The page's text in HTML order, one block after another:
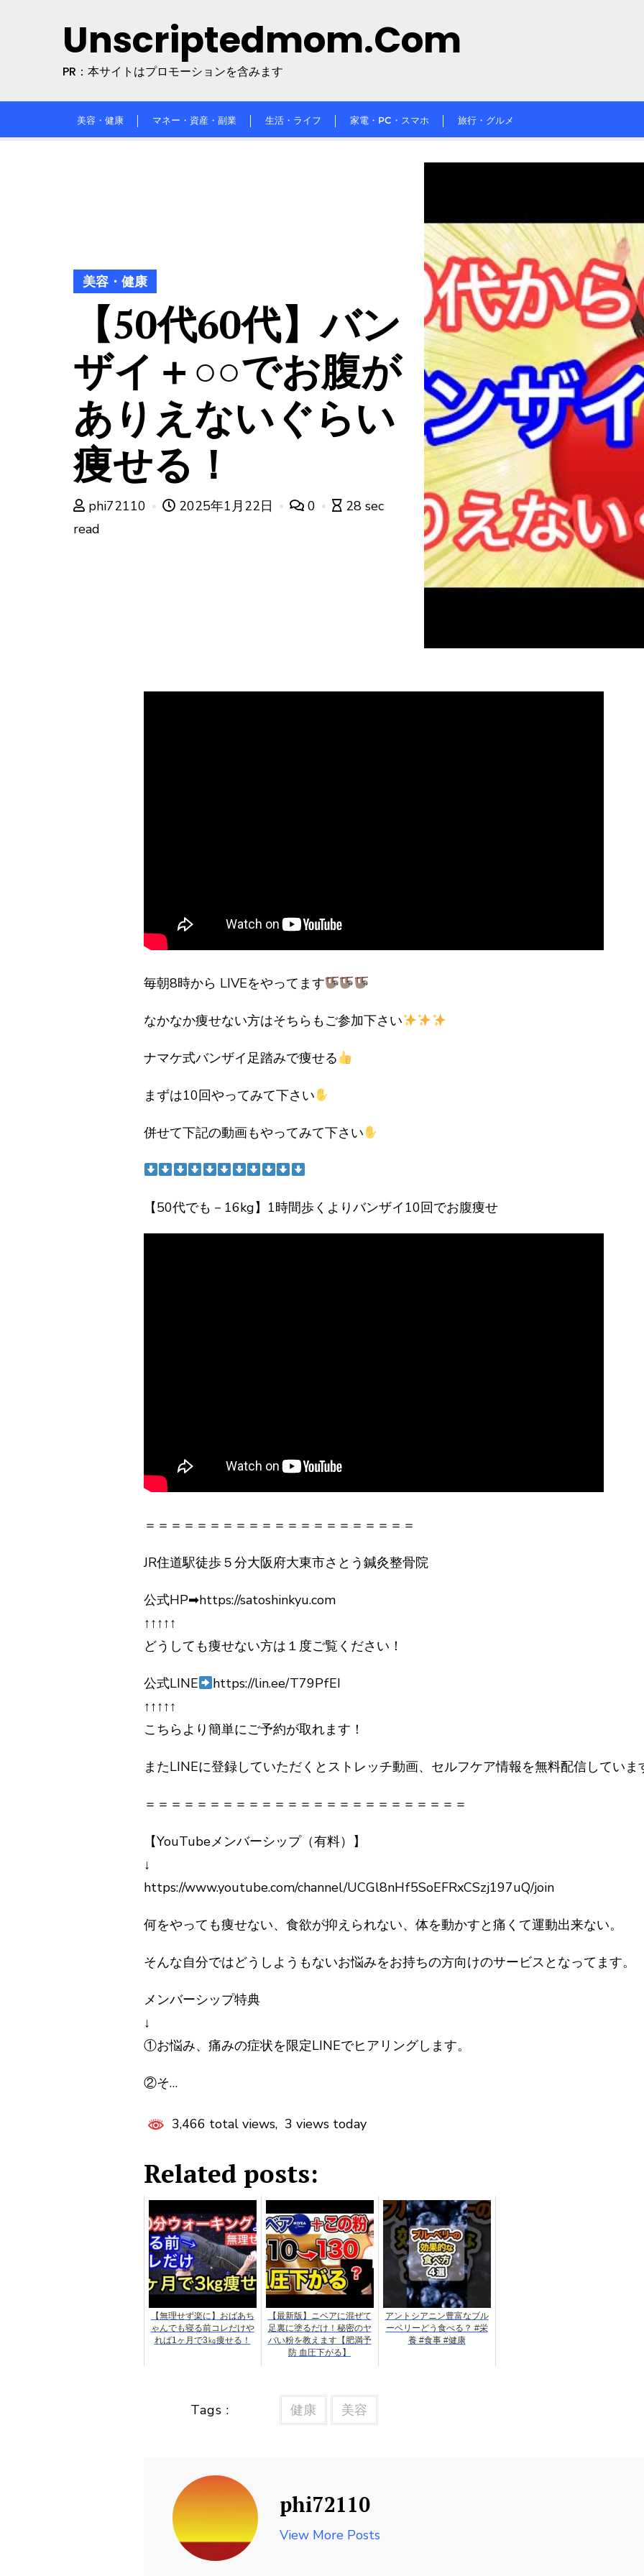
Unscriptedmom.com
PR：本サイトはプロモーションを含みます
美容・健康 マネー・資産・副業 生活・ライフ 家電・PC・スマホ 旅行・グルメ
美容・健康
【50代60代】バン
ザイ＋○○でお腹が
ありえないぐらい
痩せる！
phi72110 2025年1月22日 0
28 sec
read
毎朝8時から LIVEをやってます
なかなか痩せない方はそちらもご参加下さい
ナマケ式バンザイ足踏みで痩せる
まずは10回やってみて下さい
併せて下記の動画もやってみて下さい
【50代でも－16kg】1時間歩くよりバンザイ10回でお腹痩せ
＝＝＝＝＝＝＝＝＝＝＝＝＝＝＝＝＝＝＝＝＝
JR住道駅徒歩５分大阪府大東市さとう鍼灸整骨院
公式HP➡https://satoshinkyu.com
↑↑↑↑↑
どうしても痩せない方は１度ご覧ください！
公式LINE
https://lin.ee/T79PfEI
↑↑↑↑↑
こちらより簡単にご予約が取れます！
またLINEに登録していただくとストレッチ動画、セルフケア情報を無料配信していま
＝＝＝＝＝＝＝＝＝＝＝＝＝＝＝＝＝＝＝＝＝＝＝＝＝
【YouTubeメンバーシップ（有料）】
↓
https://www.youtube.com/channel/UCGl8nHf5SoEFRxCSzj197uQ/join
何をやっても痩せない、食欲が抑えられない、体を動かすと痛くて運動出来ない。
そんな自分ではどうしようもないお悩みをお持ちの方向けのサービスとなってます。
メンバーシップ特典
↓
①お悩み、痛みの症状を限定LINEでヒアリングします。
②そ…
3,466 total views, 3 views today
Related posts:
【無理せず楽に】おばあち
ゃんでも寝る前コレだけや
れば1ヶ月で3㎏痩せる！
【最新版】ニベアに混ぜて
足裏に塗るだけ！秘密のヤ
バい粉を教えます【肥満予
防 血圧下がる】
アントシアニン豊富なブル
ーベリーどう食べる？ #栄
養 #食事 #健康
Tags : 健康 美容
phi72110
View More Posts